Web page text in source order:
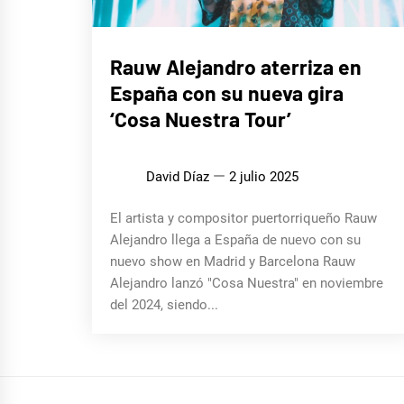
Rauw Alejandro aterriza en
España con su nueva gira
‘Cosa Nuestra Tour’
David Díaz 2 julio 2025
El artista y compositor puertorriqueño Rauw
Alejandro llega a España de nuevo con su
nuevo show en Madrid y Barcelona Rauw
Alejandro lanzó "Cosa Nuestra" en noviembre
del 2024, siendo...